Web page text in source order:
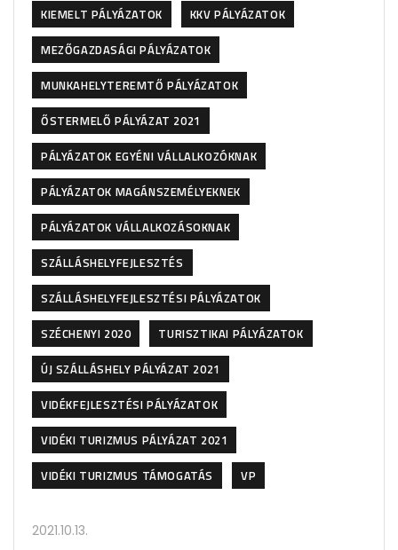
KIEMELT PÁLYÁZATOK
KKV PÁLYÁZATOK
MEZŐGAZDASÁGI PÁLYÁZATOK
MUNKAHELYTEREMTŐ PÁLYÁZATOK
ŐSTERMELŐ PÁLYÁZAT 2021
PÁLYÁZATOK EGYÉNI VÁLLALKOZÓKNAK
PÁLYÁZATOK MAGÁNSZEMÉLYEKNEK
PÁLYÁZATOK VÁLLALKOZÁSOKNAK
SZÁLLÁSHELYFEJLESZTÉS
SZÁLLÁSHELYFEJLESZTÉSI PÁLYÁZATOK
SZÉCHENYI 2020
TURISZTIKAI PÁLYÁZATOK
ÚJ SZÁLLÁSHELY PÁLYÁZAT 2021
VIDÉKFEJLESZTÉSI PÁLYÁZATOK
VIDÉKI TURIZMUS PÁLYÁZAT 2021
VIDÉKI TURIZMUS TÁMOGATÁS
VP
2021.10.13.